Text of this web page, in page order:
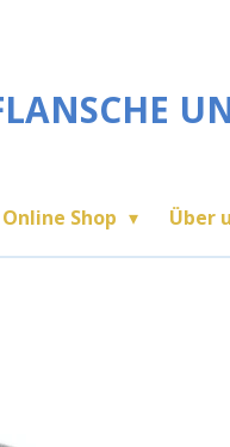
Online Shop Über